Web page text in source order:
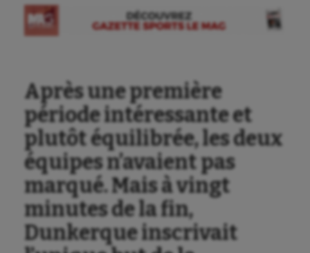
Après une première
période intéressante et
plutôt équilibrée, les deux
équipes n’avaient pas
marqué. Mais à vingt
minutes de la fin,
Dunkerque inscrivait